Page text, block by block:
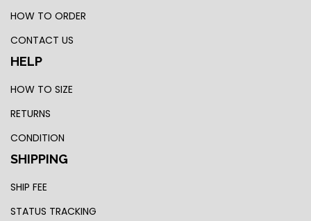
HOW TO ORDER
CONTACT US
HELP
HOW TO SIZE
RETURNS
CONDITION
SHIPPING
SHIP FEE
STATUS TRACKING